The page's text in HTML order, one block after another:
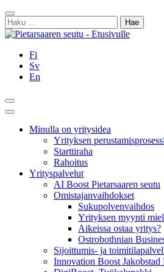
Siirry
sisältöön
Sulje
Haku:
Fi
Sv
En
Hae
Päävalikko
Minulla on yritysidea
Yrityksen perustamisprosessi
Starttiraha
Rahoitus
Yrityspalvelut
AI Boost Pietarsaaren seutu
Omistajanvaihdokset
Sukupolvenvaihdos
Yrityksen myynti
Aikeissa ostaa yritys?
Ostrobothnian
Sijoittumis- ja
Innovation Boost Jakobstad